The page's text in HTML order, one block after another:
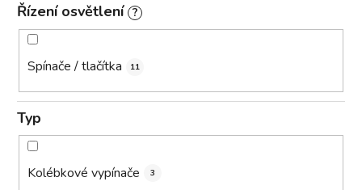
Řízení osvětlení ?
Spínače / tlačítka 11
Typ
Kolébkové vypínače 3